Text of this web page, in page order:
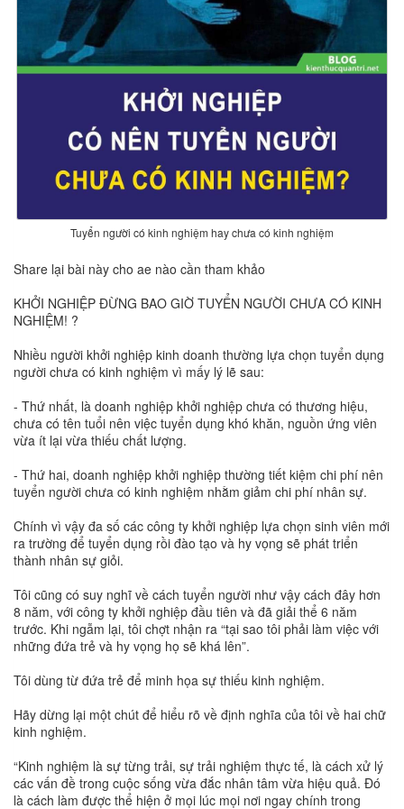
Tuyển người có kinh nghiệm hay chưa có kinh nghiệm
Share lại bài này cho ae nào cần tham khảo
KHỞI NGHIỆP ĐỪNG BAO GIỜ TUYỂN NGƯỜI CHƯA CÓ KINH
NGHIỆM! ?
Nhiều người khởi nghiệp kinh doanh thường lựa chọn tuyển dụng
người chưa có kinh nghiệm vì mấy lý lẽ sau:
- Thứ nhất, là doanh nghiệp khởi nghiệp chưa có thương hiệu,
chưa có tên tuổi nên việc tuyển dụng khó khăn, nguồn ứng viên
vừa ít lại vừa thiếu chất lượng.
- Thứ hai, doanh nghiệp khởi nghiệp thường tiết kiệm chi phí nên
tuyển người chưa có kinh nghiệm nhằm giảm chi phí nhân sự.
Chính vì vậy đa số các công ty khởi nghiệp lựa chọn sinh viên mới
ra trường để tuyển dụng rồi đào tạo và hy vọng sẽ phát triển
thành nhân sự giỏi.
Tôi cũng có suy nghĩ về cách tuyển người như vậy cách đây hơn
8 năm, với công ty khởi nghiệp đầu tiên và đã giải thể 6 năm
trước. Khi ngẫm lại, tôi chợt nhận ra “tại sao tôi phải làm việc với
những đứa trẻ và hy vọng họ sẽ khá lên”.
Tôi dùng từ đứa trẻ để minh họa sự thiếu kinh nghiệm.
Hãy dừng lại một chút để hiểu rõ về định nghĩa của tôi về hai chữ
kinh nghiệm.
“Kinh nghiệm là sự từng trải, sự trải nghiệm thực tế, là cách xử lý
các vấn đề trong cuộc sống vừa đắc nhân tâm vừa hiệu quả. Đó
là cách làm được thể hiện ở mọi lúc mọi nơi ngay chính trong